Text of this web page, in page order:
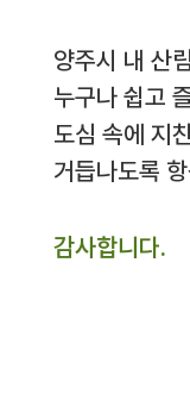
양주시 내 산
누구나 쉽고
도심 속에 지
거듭나도록
감사합니다.